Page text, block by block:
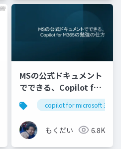
MSの公式ドキュメント
でできる、Copilot for
M365の勉強の仕方
copilot for microsoft 365
もくだい 6.8K